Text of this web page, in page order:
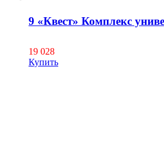
9 «Квест» Комплекс
19 028
Купить